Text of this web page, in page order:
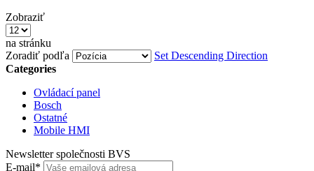
Zobraziť
na stránku
Zoradiť podľa
Set Descending Direction
Categories
Ovládací panel
Bosch
Ostatné
Mobile HMI
Newsletter společnosti BVS
E-mail*